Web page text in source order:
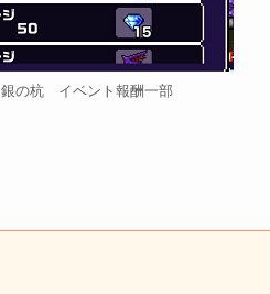
銀の杭 イベント報酬一部